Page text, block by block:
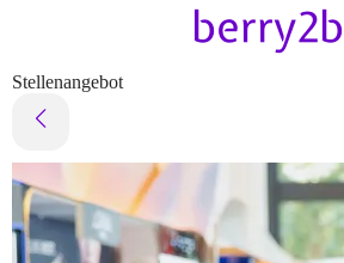
Stellenangebot